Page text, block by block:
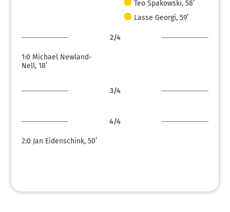
Teo Spakowski, 58’
Lasse Georgi, 59’
2/4
1:0 Michael Newland-
Nell, 18’
3/4
4/4
2:0 Jan Eidenschink, 50’